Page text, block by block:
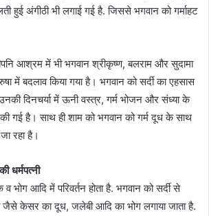
हुई अंगीठी भी लगाई गई है. जिससे भगवान को गर्माहट
आश्रम में भी भगवान श्रीकृष्ण, बलराम और सुदामा
में बदलाव किया गया है। भगवान को सर्दी का एहसास
दिनचर्या में ऊनी वस्त्र, गर्म भोजन और संध्या के
गई है। साथ ही शाम को भगवान को गर्म दूध के साथ
रहा है।
धर्मपत्नी
व भोग आदि में परिवर्तन होता है. भगवान को सर्दी से
जैसे केसर का दूध, जलेबी आदि का भोग लगाया जाता है.